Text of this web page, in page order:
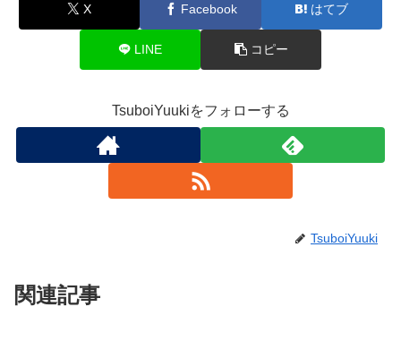
X Facebook はてブ
LINE コピー
TsuboiYuukiをフォローする
TsuboiYuuki
関連記事